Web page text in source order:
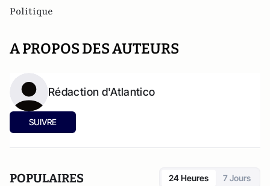
Politique
A PROPOS DES AUTEURS
Rédaction d'Atlantico
SUIVRE
POPULAIRES 24 Heures 7 Jours